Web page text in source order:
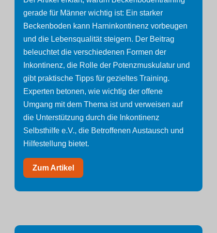
gerade für Männer wichtig ist: Ein starker
Beckenboden kann Harninkontinenz vorbeugen
und die Lebensqualität steigern. Der Beitrag
beleuchtet die verschiedenen Formen der
Inkontinenz, die Rolle der Potenzmuskulatur und
gibt praktische Tipps für gezieltes Training.
Experten betonen, wie wichtig der offene
Umgang mit dem Thema ist und verweisen auf
die Unterstützung durch die Inkontinenz
Selbsthilfe e.V., die Betroffenen Austausch und
Hilfestellung bietet.
Zum Artikel